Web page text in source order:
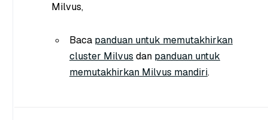
Milvus,
Baca panduan untuk memutakhirkan
cluster Milvus dan panduan untuk
memutakhirkan Milvus mandiri.